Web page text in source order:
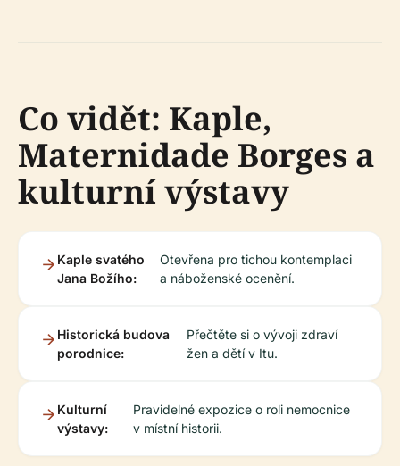
Co vidět: Kaple,
Maternidade Borges a
kulturní výstavy
Kaple svatého
Jana Božího:
Otevřena pro tichou kontemplaci
a náboženské ocenění.
Historická budova
porodnice:
Přečtěte si o vývoji zdraví
žen a dětí v Itu.
Kulturní
výstavy:
Pravidelné expozice o roli nemocnice
v místní historii.